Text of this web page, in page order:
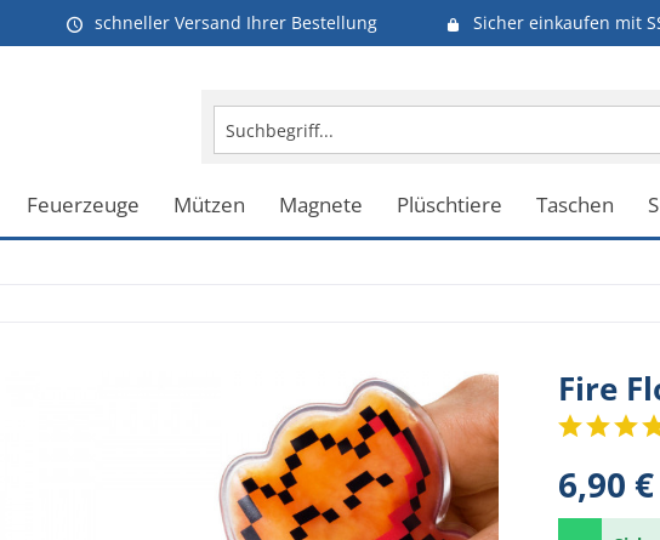
schneller Versand Ihrer Bestellung Sicher einkaufen mit
Feuerzeuge Mützen Magnete Plüschtiere Taschen
Fire
6,90